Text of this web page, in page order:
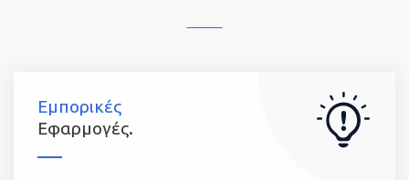
Εμπορικές
Εφαρμογές.